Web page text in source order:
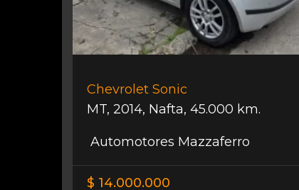
Chevrolet Sonic
MT, 2014, Nafta, 45.000 km.
Automotores Mazzaferro
$ 14.000.000